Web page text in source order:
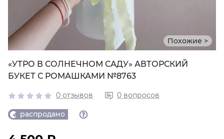
Похожие >
«УТРО В СОЛНЕЧНОМ САДУ» АВТОРСКИЙ
БУКЕТ С РОМАШКАМИ №8763
0 отзывов 0 вопросов
распродано